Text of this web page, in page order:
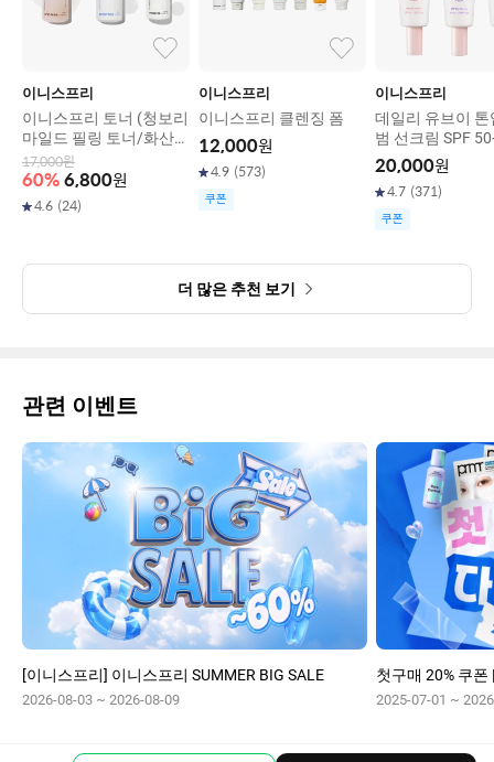
이니스프리
이니스프리 토너 (청보리
마일드 필링 토너/화산송
이 파하 모공 매끈결 토
너/비자 트러블 토너)
17,000원
60% 6,800원
4.6 (24)
이니스프리
이니스프리 클렌징 폼
12,000원
4.9 (573)
쿠폰
이니스프리
데일리 유브이 톤
범 선크림 SPF
+++ (핑크/라벤
지) 50ml
20,000원
4.7 (371)
쿠폰
더 많은 추천 보기
관련 이벤트
[이니스프리] 이니스프리 SUMMER BIG SALE
2026-08-03 ~ 2026-08-09 2025-07-01 ~